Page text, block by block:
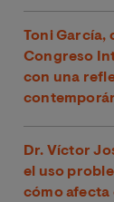
Toni García,
Congreso
con una
Dr. Víctor
el uso
cómo afecta